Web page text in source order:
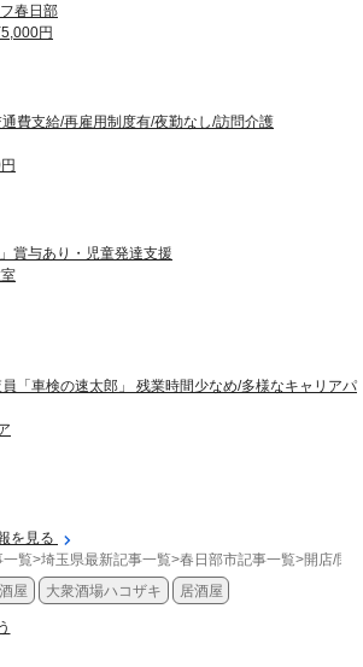
春日部
円
費支給/再雇用制度有/夜勤なし/訪問介護
賞与あり・児童発達支援
「車検の速太郎」 残業時間少なめ/多様なキャリアパ
を見る
一覧>埼玉県最新記事一覧>春日部市記事一覧>開店/閉
屋 大衆酒場ハコザキ 居酒屋